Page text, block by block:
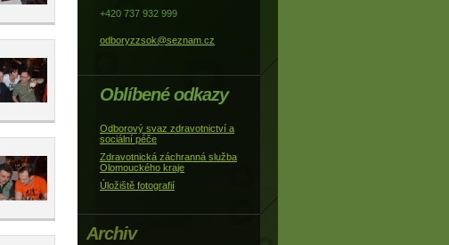
+420 737 932 999
odboryzzsok@seznam.cz
Oblíbené odkazy
Odborový svaz zdravotnictví a
sociální péče
Zdravotnická záchranná služba
Olomouckého kraje
Úložiště fotografií
Archiv